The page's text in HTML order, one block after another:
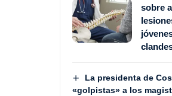
sobre
La presidenta de
«golpistas» a los